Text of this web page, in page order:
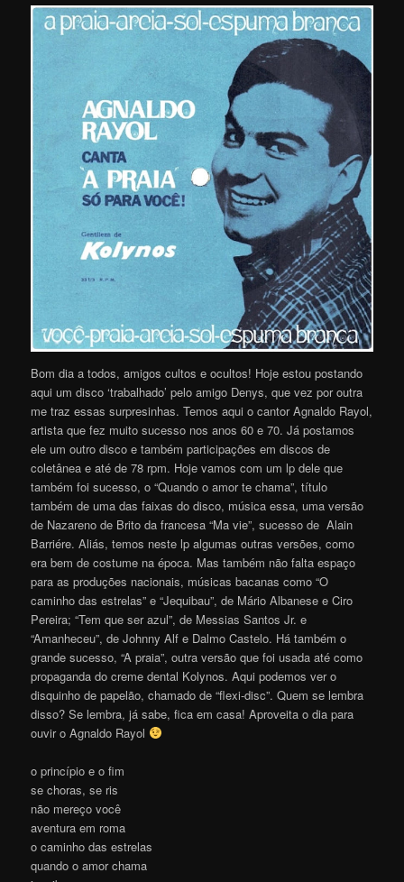
Bom dia a todos, amigos cultos e ocultos! Hoje estou postando
aqui um disco ‘trabalhado’ pelo amigo Denys, que vez por outra
me traz essas surpresinhas. Temos aqui o cantor Agnaldo Rayol,
artista que fez muito sucesso nos anos 60 e 70. Já postamos
ele um outro disco e também participações em discos de
coletânea e até de 78 rpm. Hoje vamos com um lp dele que
também foi sucesso, o “Quando o amor te chama”, título
também de uma das faixas do disco, música essa, uma versão
de Nazareno de Brito da francesa “Ma vie”, sucesso de Alain
Barriére. Aliás, temos neste lp algumas outras versões, como
era bem de costume na época. Mas também não falta espaço
para as produções nacionais, músicas bacanas como “O
caminho das estrelas” e “Jequibau”, de Mário Albanese e Ciro
Pereira; “Tem que ser azul”, de Messias Santos Jr. e
“Amanheceu”, de Johnny Alf e Dalmo Castelo. Há também o
grande sucesso, “A praia”, outra versão que foi usada até como
propaganda do creme dental Kolynos. Aqui podemos ver o
disquinho de papelão, chamado de “flexi-disc”. Quem se lembra
disso? Se lembra, já sabe, fica em casa! Aproveita o dia para
ouvir o Agnaldo Rayol
o princípio e o fim
se choras, se ris
não mereço você
aventura em roma
o caminho das estrelas
quando o amor chama